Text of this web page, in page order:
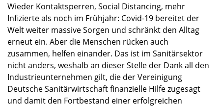
Wieder Kontaktsperren, Social Distancing, mehr
Infizierte als noch im Frühjahr: Covid-19 bereitet der
Welt weiter massive Sorgen und schränkt den Alltag
erneut ein. Aber die Menschen rücken auch
zusammen, helfen einander. Das ist im Sanitärsektor
nicht anders, weshalb an dieser Stelle der Dank all den
Industrieunternehmen gilt, die der Vereinigung
Deutsche Sanitärwirtschaft finanzielle Hilfe zugesagt
und damit den Fortbestand einer erfolgreichen